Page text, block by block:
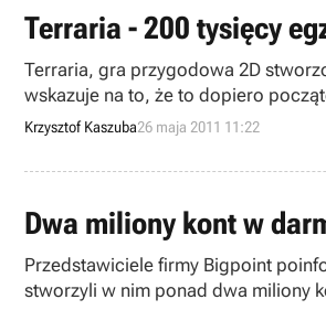
Terraria - 200 tysięcy
Terraria, gra przygodowa 2D
wskazuje na to, że to dopiero
Krzysztof Kaszuba26 maja 2011 11:22
Dwa miliony kont w
Przedstawiciele firmy Bigpoint
stworzyli w nim ponad dwa miliony